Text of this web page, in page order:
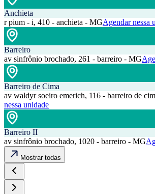
Anchieta
r pium - i, 410 - anchieta - MGAgendar nessa
Barreiro
av sinfrônio brochado, 261 - barreiro - MG
Barreiro de Cima
av waldyr soeiro emerich, 116 - barreiro de
nessa unidade
Barreiro II
av sinfrônio brochado, 1020 - barreiro - MG
Mostrar todas